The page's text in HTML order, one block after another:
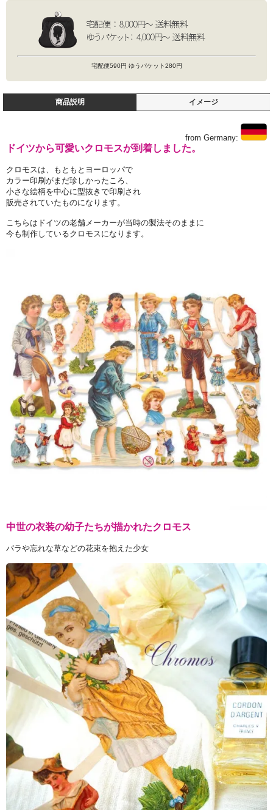
宅配便590円 ゆうパケット280円
商品説明 イメージ
from Germany:
ドイツから可愛いクロモスが到着しました。
クロモスは、もともとヨーロッパで
カラー印刷がまだ珍しかったころ、
小さな絵柄を中心に型抜きで印刷され
販売されていたものになります。
こちらはドイツの老舗メーカーが当時の製法そのままに
今も制作しているクロモスになります。
中世の衣装の幼子たちが描かれたクロモス
バラや忘れな草などの花束を抱えた少女